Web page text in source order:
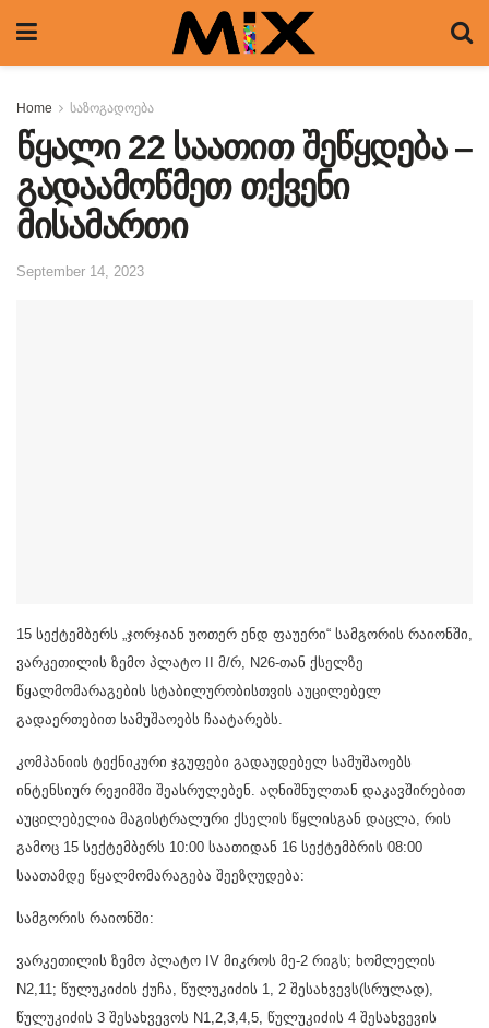
Home საზოგადოება
წყალი 22 საათით შეწყდება –
გადაამოწმეთ თქვენი
მისამართი
September 14, 2023
15 სექტემბერს „ჯორჯიან უოთერ ენდ ფაუერი“ სამგორის რაიონში,
ვარკეთილის ზემო პლატო II მ/რ, N26-თან ქსელზე
წყალმომარაგების სტაბილურობისთვის აუცილებელ
გადაერთებით სამუშაოებს ჩაატარებს.
კომპანიის ტექნიკური ჯგუფები გადაუდებელ სამუშაოებს
ინტენსიურ რეჟიმში შეასრულებენ. აღნიშნულთან დაკავშირებით
აუცილებელია მაგისტრალური ქსელის წყლისგან დაცლა, რის
გამოც 15 სექტემბერს 10:00 საათიდან 16 სექტემბრის 08:00
საათამდე წყალმომარაგება შეეზღუდება:
სამგორის რაიონში:
ვარკეთილის ზემო პლატო IV მიკროს მე-2 რიგს; ხომლელის
N2,11; წულუკიძის ქუჩა, წულუკიძის 1, 2 შესახვევს(სრულად),
წულუკიძის 3 შესახვევოს N1,2,3,4,5, წულუკიძის 4 შესახვევის